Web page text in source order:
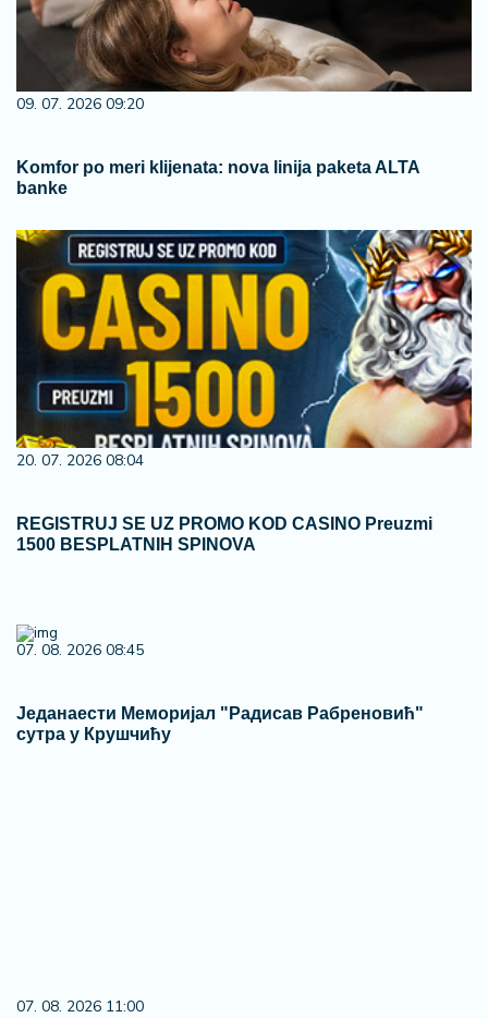
09. 07. 2026 09:20
Komfor po meri klijenata: nova linija paketa ALTA
banke
20. 07. 2026 08:04
REGISTRUJ SE UZ PROMO KOD CASINO Preuzmi
1500 BESPLATNIH SPINOVA
07. 08. 2026 08:45
Једанаести Меморијал "Радисав Рабреновић"
сутра у Крушчићу
07. 08. 2026 11:00